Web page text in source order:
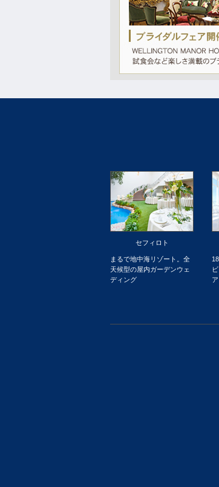
セフィロト
まるで地中海リゾート。全
天候型の屋内ガーデンウェ
ディング